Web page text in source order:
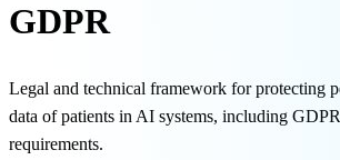
Pricing
Integrations
Demo →
GDPR
Legal and technical framework for protecting
data of patients in AI systems, including
requirements.